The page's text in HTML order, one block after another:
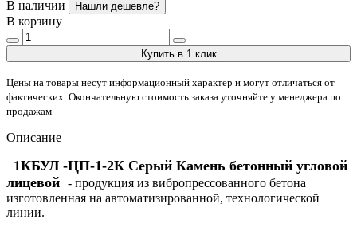
В наличии Нашли дешевле?
В корзину
Купить в 1 клик
Цены на товары несут информационный характер и могут отличаться от
фактических. Окончательную стоимость заказа уточняйте у менеджера по
продажам
Описание
1КБУЛ -ЦП-1-2К Серый Камень бетонный угловой
лицевой - продукция из вибропрессованного бетона
изготовленная на автоматизированной, технологической
линии.